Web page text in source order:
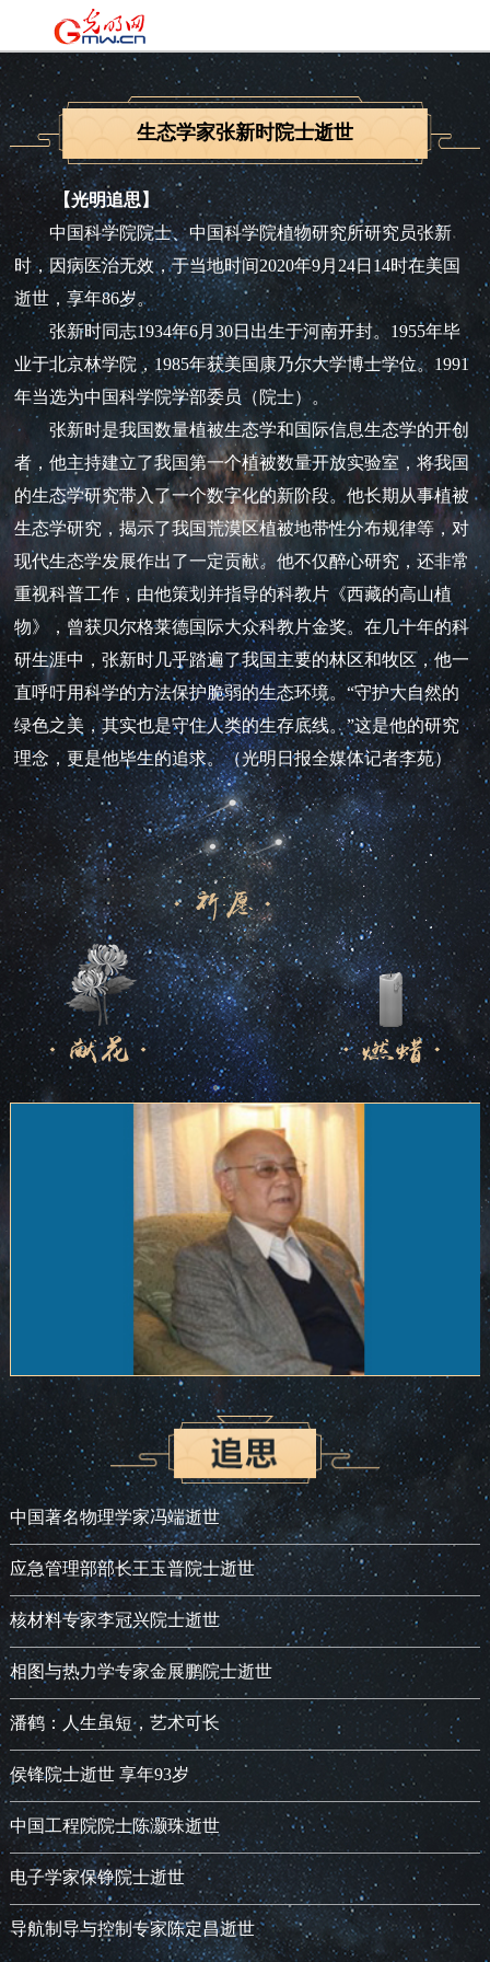
生态学家张新时院士逝世
【光明追思】
中国科学院院士、中国科学院植物研究所研究员张新
时，因病医治无效，于当地时间2020年9月24日14时在美国
逝世，享年86岁。
张新时同志1934年6月30日出生于河南开封。1955年毕
业于北京林学院，1985年获美国康乃尔大学博士学位。1991
年当选为中国科学院学部委员（院士）。
张新时是我国数量植被生态学和国际信息生态学的开创
者，他主持建立了我国第一个植被数量开放实验室，将我国
的生态学研究带入了一个数字化的新阶段。他长期从事植被
生态学研究，揭示了我国荒漠区植被地带性分布规律等，对
现代生态学发展作出了一定贡献。他不仅醉心研究，还非常
重视科普工作，由他策划并指导的科教片《西藏的高山植
物》，曾获贝尔格莱德国际大众科教片金奖。在几十年的科
研生涯中，张新时几乎踏遍了我国主要的林区和牧区，他一
直呼吁用科学的方法保护脆弱的生态环境。“守护大自然的
绿色之美，其实也是守住人类的生存底线。”这是他的研究
理念，更是他毕生的追求。（光明日报全媒体记者李苑）
中国著名物理学家冯端逝世
应急管理部部长王玉普院士逝世
核材料专家李冠兴院士逝世
相图与热力学专家金展鹏院士逝世
潘鹤：人生虽短，艺术可长
侯锋院士逝世 享年93岁
中国工程院院士陈灏珠逝世
电子学家保铮院士逝世
导航制导与控制专家陈定昌逝世